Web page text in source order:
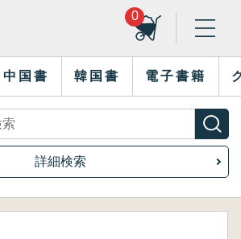
0
中国書 韓国書 電子書籍
詳細検索